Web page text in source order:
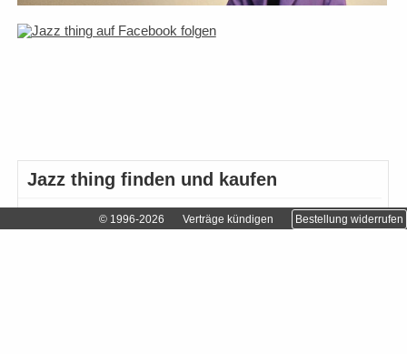
Jazz thing finden und kaufen
Abonnieren© 1996-2026 Verträge kündigen Bestellung widerrufen